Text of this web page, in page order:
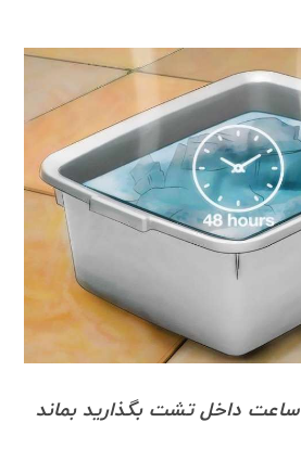
حوله را به مدت 48 ساعت داخل تشت بگذارید بماند